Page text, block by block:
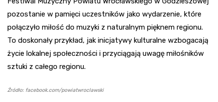
pozostanie w pamięci uczestników jako wydarzenie, które
połączyło miłość do muzyki z naturalnym pięknem regionu.
To doskonały przykład, jak inicjatywy kulturalne wzbogacają
życie lokalnej społeczności i przyciągają uwagę miłośników
sztuki z całego regionu.
Źródło: facebook.com/powiatwroclawski